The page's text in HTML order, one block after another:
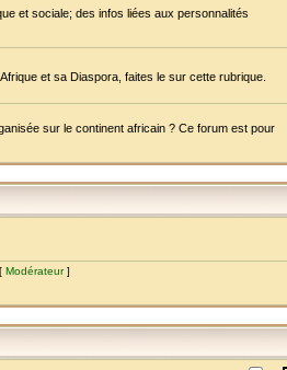
et sociale; des infos liées aux personnalités
et sa Diaspora, faites le sur cette rubrique.
sur le continent africain ? Ce forum est pour
Modérateur]